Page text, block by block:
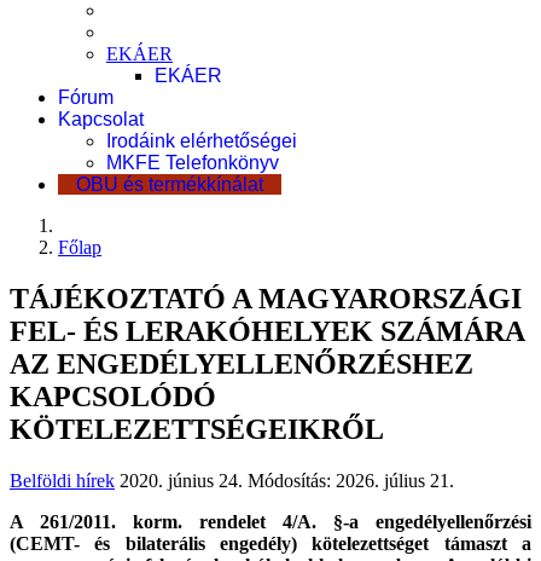
EKÁER
EKÁER
Fórum
Kapcsolat
Irodáink elérhetőségei
MKFE Telefonkönyv
OBU és termékkínálat
Főlap
TÁJÉKOZTATÓ A MAGYARORSZÁGI
FEL- ÉS LERAKÓHELYEK SZÁMÁRA
AZ ENGEDÉLYELLENŐRZÉSHEZ
KAPCSOLÓDÓ
KÖTELEZETTSÉGEIKRŐL
Belföldi hírek 2020. június 24. Módosítás: 2026. július 21.
A 261/2011. korm. rendelet 4/A. §-a engedélyellenőrzési
(CEMT- és bilaterális engedély) kötelezettséget támaszt a